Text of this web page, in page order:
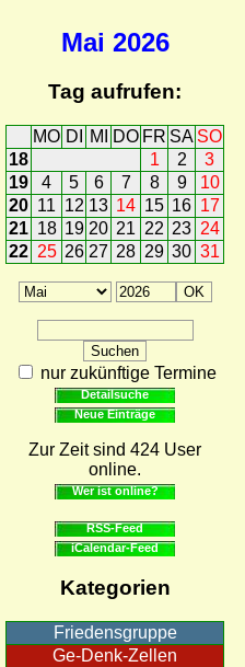
Mai 2026
Tag aufrufen:
MO DI MI DO FR SA SO
18
1 2
3
19
4 5 6 7 8 9
10
20 11 12 13 14 15 16 17
21 18 19 20 21 22 23 24
22 25 26 27 28 29 30 31
nur zukünftige Termine
Detailsuche
Neue Einträge
Zur Zeit sind 424 User
online.
Wer ist online?
RSS-Feed
iCalendar-Feed
Kategorien
Friedensgruppe
Ge-Denk-Zellen